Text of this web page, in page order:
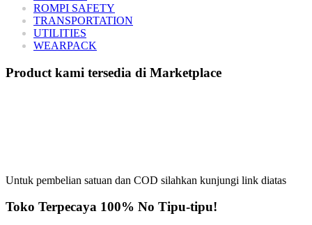
ROMPI SAFETY
TRANSPORTATION
UTILITIES
WEARPACK
Product kami tersedia di Marketplace
Untuk pembelian satuan dan COD silahkan kunjungi link diatas
Toko Terpecaya 100% No Tipu-tipu!